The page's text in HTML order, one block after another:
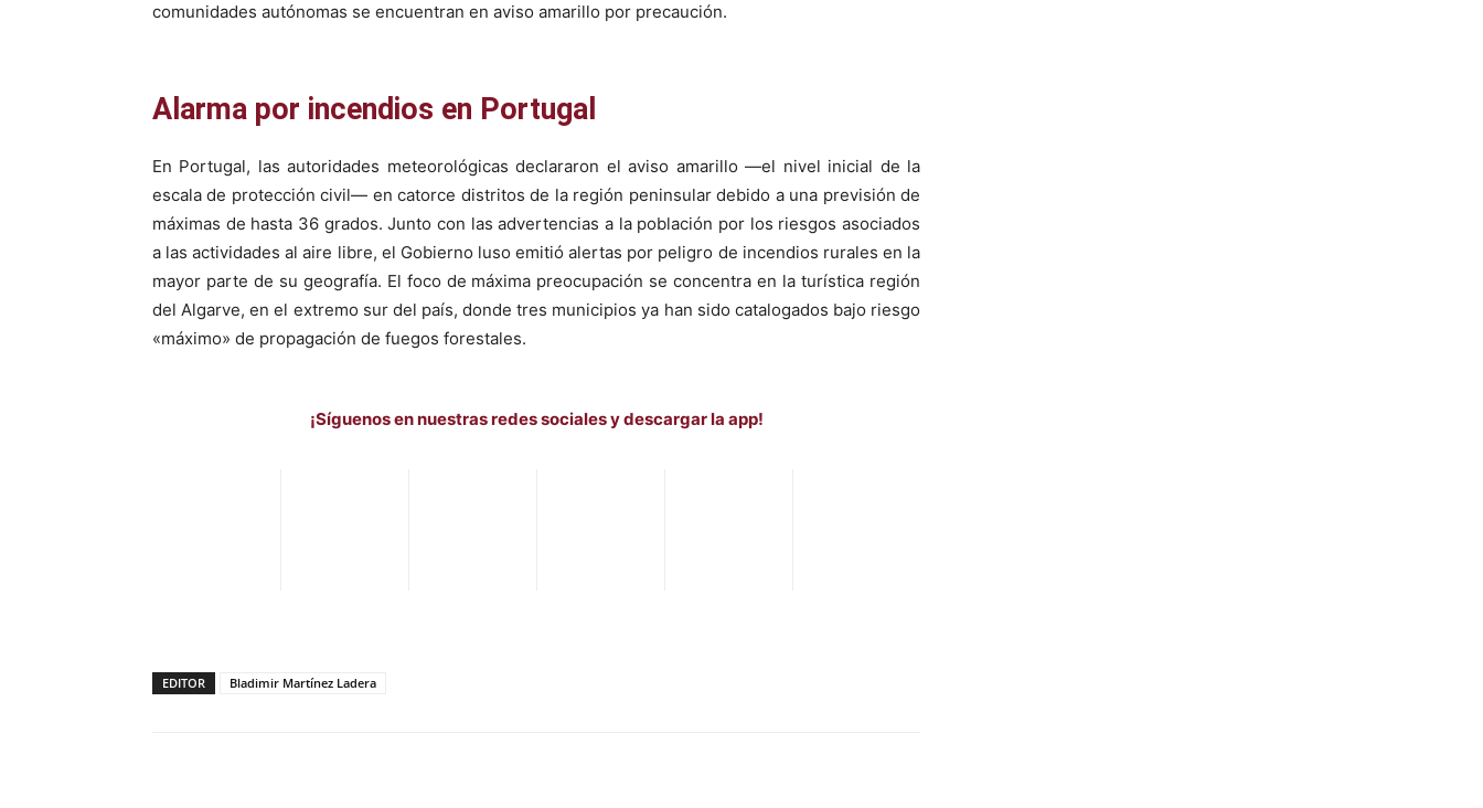
comunidades autónomas se encuentran en aviso amarillo por precaución.
Alarma por incendios en Portugal
En Portugal, las autoridades meteorológicas declararon el aviso amarillo —el nivel inicial de la
escala de protección civil— en catorce distritos de la región peninsular debido a una previsión de
máximas de hasta 36 grados. Junto con las advertencias a la población por los riesgos asociados
a las actividades al aire libre, el Gobierno luso emitió alertas por peligro de incendios rurales en la
mayor parte de su geografía. El foco de máxima preocupación se concentra en la turística región
del Algarve, en el extremo sur del país, donde tres municipios ya han sido catalogados bajo riesgo
«máximo» de propagación de fuegos forestales.
¡Síguenos en nuestras redes sociales y descargar la app!
EDITOR Bladimir Martínez Ladera